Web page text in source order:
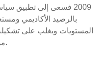
2009 فسعى إلى تطبيق
بالرصيد الأكاديمي
المستويات ويغلب على
من أرفع الجامعات العالمية والمحلية.